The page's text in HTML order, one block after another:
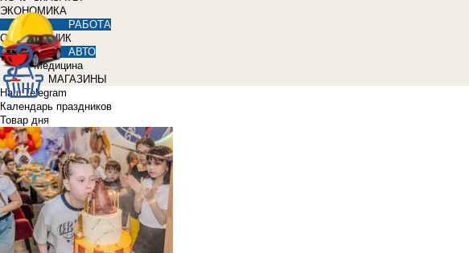
ЭКОНОМИКА
РАБОТА
СПРАВОЧНИК
АВТО
Медицина
МАГАЗИНЫ
Наш Telegram
Календарь праздников
Товар дня